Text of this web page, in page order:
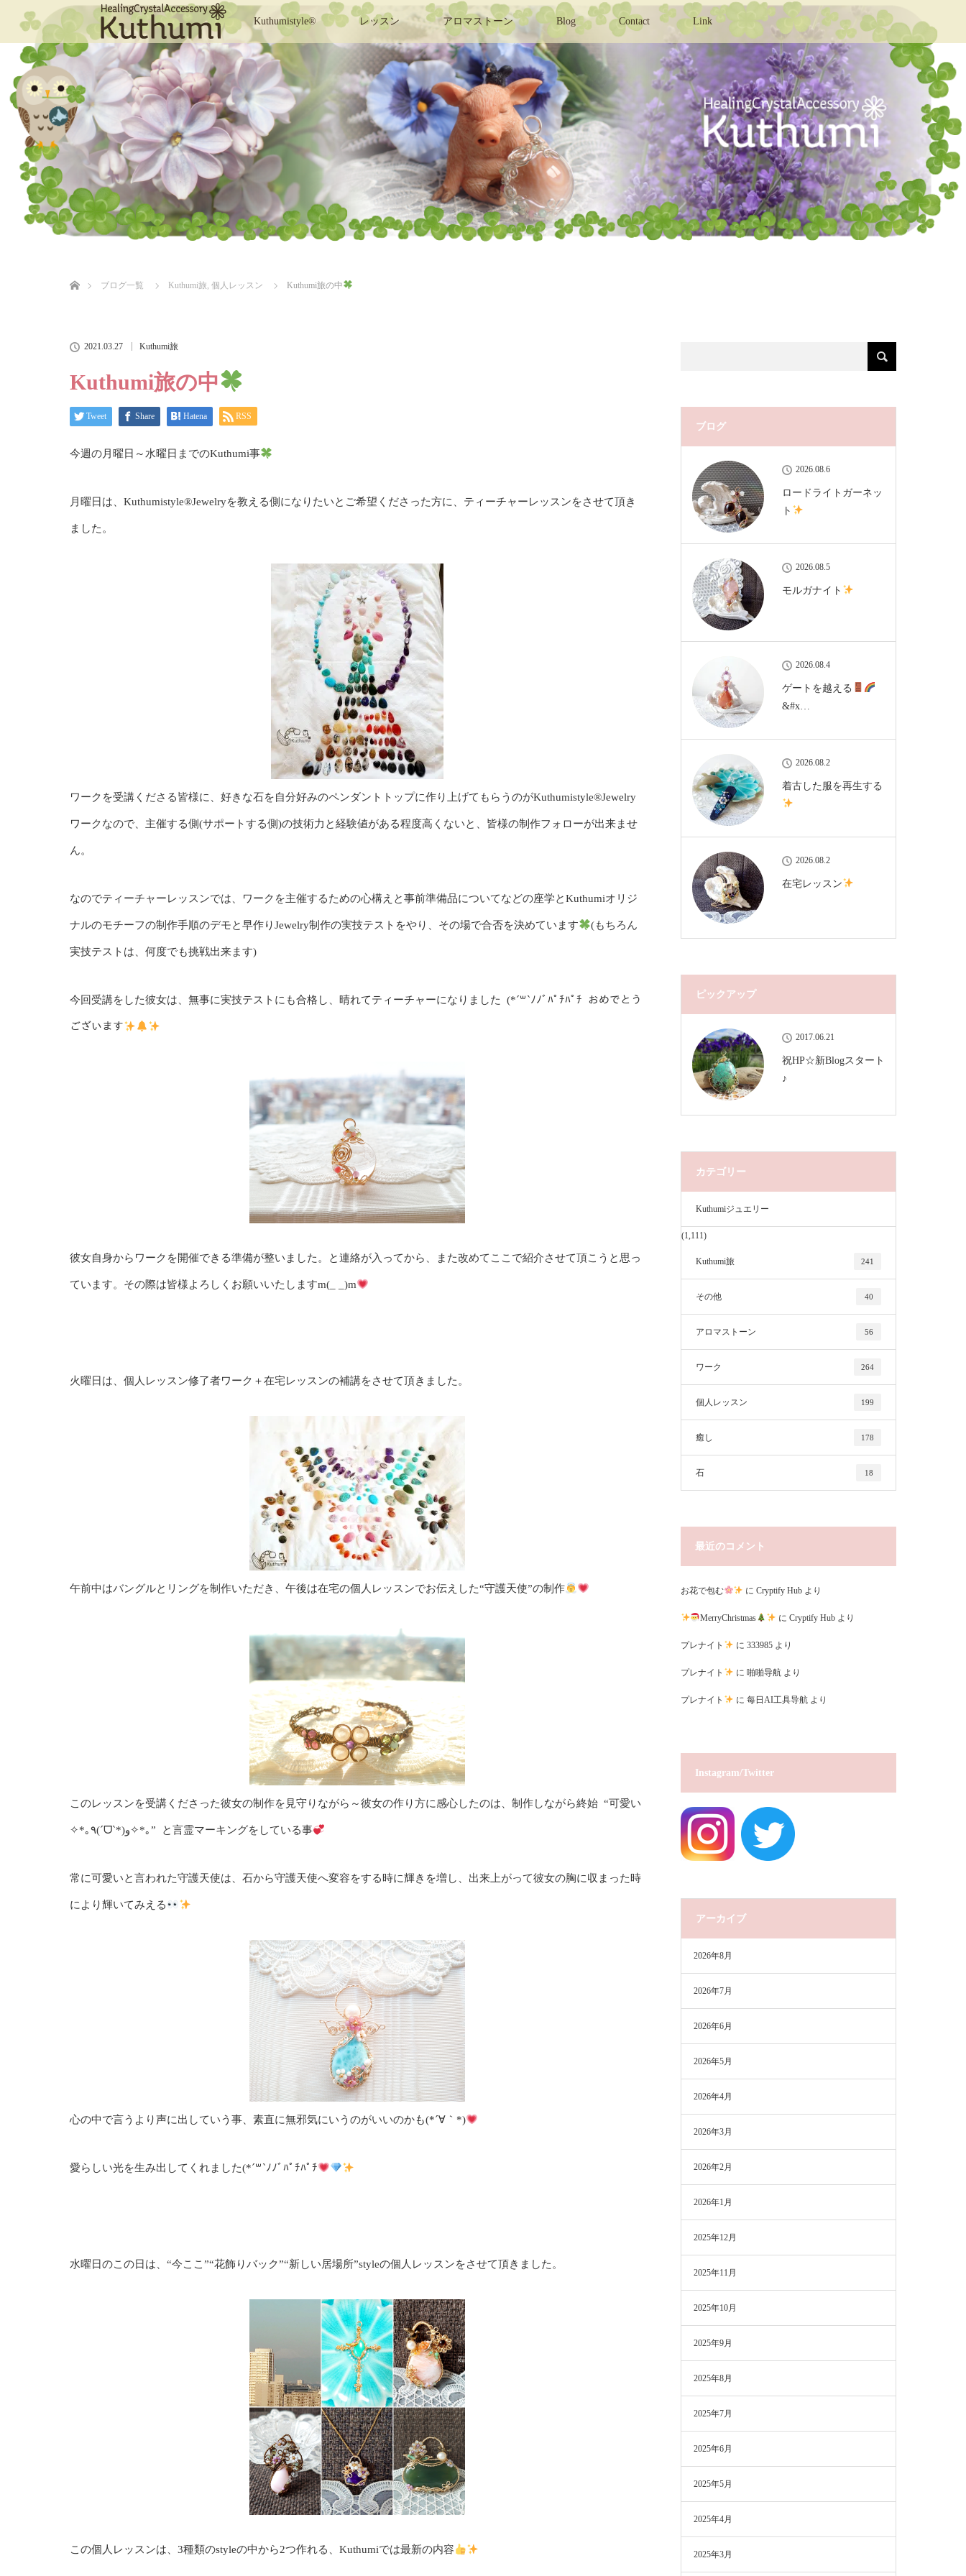
Kuthumistyle® レッスン アロマストーン Blog Contact Link
ブログ一覧
Kuthumi旅, 個人レッスン Kuthumi旅の中
2021.03.27 Kuthumi旅
Kuthumi旅の中
Tweet Share Hatena RSS
今週の月曜日～水曜日までのKuthumi事
月曜日は、Kuthumistyle®️Jewelryを教える側になりたいとご希望くださった方に、ティーチャーレッスンをさせて頂き
ました。
ワークを受講くださる皆様に、好きな石を自分好みのペンダントトップに作り上げてもらうのがKuthumistyle®️Jewelry
ワークなので、主催する側(サポートする側)の技術力と経験値がある程度高くないと、皆様の制作フォローが出来ませ
ん。
なのでティーチャーレッスンでは、ワークを主催するための心構えと事前準備品についてなどの座学とKuthumiオリジ
ナルのモチーフの制作手順のデモと早作りJewelry制作の実技テストをやり、その場で合否を決めています (もちろん
実技テストは、何度でも挑戦出来ます)
今回受講をした彼女は、無事に実技テストにも合格し、晴れてティーチャーになりました (*´꒳`ﾉﾉﾞﾊﾟﾁﾊﾟﾁ おめでとう
ございます
彼女自身からワークを開催できる準備が整いました。と連絡が入ってから、また改めてここで紹介させて頂こうと思っ
ています。その際は皆様よろしくお願いいたしますm(_ _)m
火曜日は、個人レッスン修了者ワーク＋在宅レッスンの補講をさせて頂きました。
午前中はバングルとリングを制作いただき、午後は在宅の個人レッスンでお伝えした“守護天使”の制作
このレッスンを受講くださった彼女の制作を見守りながら～彼女の作り方に感心したのは、制作しながら終始 “可愛い
✧*｡٩(ˊᗜˋ*)و✧*｡” と言霊マーキングをしている事
常に可愛いと言われた守護天使は、石から守護天使へ変容をする時に輝きを増し、出来上がって彼女の胸に収まった時
により輝いてみえる
心の中で言うより声に出していう事、素直に無邪気にいうのがいいのかも(*´∀｀*)
愛らしい光を生み出してくれました(*´꒳`ﾉﾉﾞﾊﾟﾁﾊﾟﾁ
水曜日のこの日は、“今ここ”“花飾りバック”“新しい居場所”styleの個人レッスンをさせて頂きました。
この個人レッスンは、3種類のstyleの中から2つ作れる、Kuthumiでは最新の内容
ブログ
2026.08.6
ロードライトガーネッ
ト
2026.08.5
モルガナイト
2026.08.4
ゲートを越える
&#x…
2026.08.2
着古した服を再生する
2026.08.2
在宅レッスン
ピックアップ
2017.06.21
祝HP☆新Blogスタート
♪
カテゴリー
Kuthumiジュエリー
(1,111)
Kuthumi旅 241
その他 40
アロマストーン 56
ワーク 264
個人レッスン 199
癒し 178
石 18
最近のコメント
お花で包む にCryptify Hub より
MerryChristmas に Cryptify Hubより
プレナイト に 333985より
プレナイト に 啪啪导航より
プレナイト に 每日AI工具导航より
Instagram/Twitter
アーカイブ
2026年8月
2026年7月
2026年6月
2026年5月
2026年4月
2026年3月
2026年2月
2026年1月
2025年12月
2025年11月
2025年10月
2025年9月
2025年8月
2025年7月
2025年6月
2025年5月
2025年4月
2025年3月